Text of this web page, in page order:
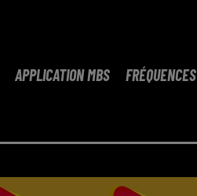
APPLICATION MBS FRÉQUENCES